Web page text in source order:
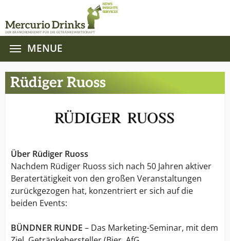
MENUE
Rüdiger Ruoss
Über Rüdiger Ruoss
Nachdem Rüdiger Ruoss sich nach 50 Jahren aktiver
Beratertätigkeit von den großen Veranstaltungen
zurückgezogen hat, konzentriert er sich auf die
beiden Events:
BÜNDNER RUNDE – Das Marketing-Seminar, mit dem